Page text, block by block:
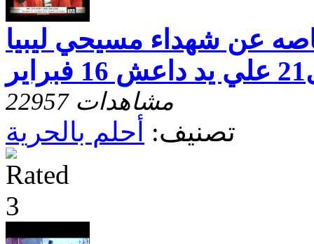
عن شهداء مسيحي ليبيا
22957 مشاهدات
تصنيف: أحلم بالحرية